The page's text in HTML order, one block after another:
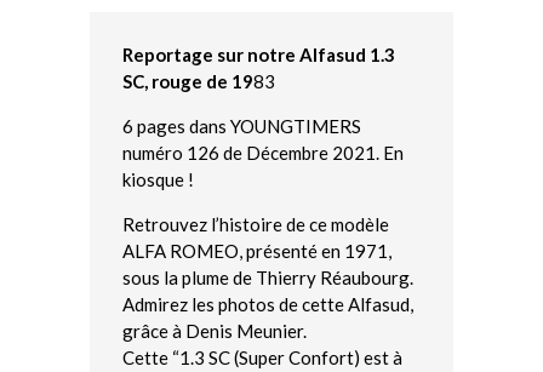
Reportage sur notre Alfasud 1.3
SC, rouge de 1983
6 pages dans YOUNGTIMERS
numéro 126 de Décembre 2021. En
kiosque !
Retrouvez l’histoire de ce modèle
ALFA ROMEO, présenté en 1971,
sous la plume de Thierry Réaubourg.
Admirez les photos de cette Alfasud,
grâce à Denis Meunier.
Cette “1.3 SC (Super Confort) est à